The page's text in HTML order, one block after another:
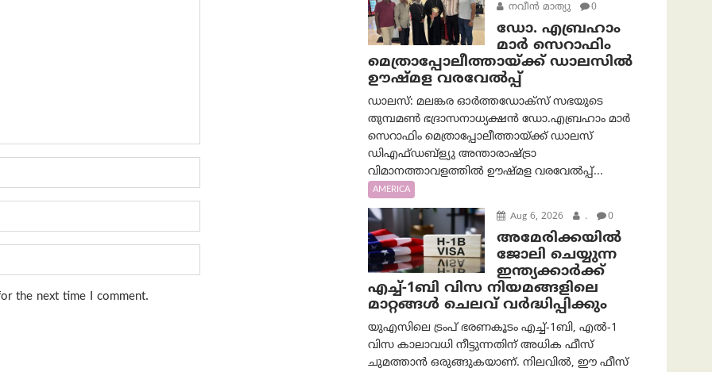
the next time I comment.
നവീൻ മാത്യു
0
ഡോ. എബ്രഹാം
മാർ സെറാഫിം
മെത്രാപ്പോലീത്തായ്ക്ക് ഡാലസിൽ
ഊഷ്മള വരവേൽപ്പ്
ഡാലസ്: മലങ്കര ഓർത്തഡോക്സ് സഭയുടെ
തുമ്പമൺ ഭദ്രാസനാധ്യക്ഷൻ ഡോ.എബ്രഹാം മാർ
സെറാഫിം മെത്രാപ്പോലീത്തായ്ക്ക് ഡാലസ്
ഡിഎഫ്ഡബ്ള്യു അന്താരാഷ്ട്രാ
വിമാനത്താവളത്തിൽ ഊഷ്മള വരവേൽപ്പ്...
AMERICA
Aug 6, 2026 . 0
അമേരിക്കയില്‍
ജോലി ചെയ്യുന്ന
ഇന്ത്യക്കാർക്ക്
എച്ച്-1ബി വിസ നിയമങ്ങളിലെ
മാറ്റങ്ങൾ ചെലവ് വർദ്ധിപ്പിക്കും
യുഎസിലെ ട്രംപ് ഭരണകൂടം എച്ച്-1ബി, എൽ-1
വിസ കാലാവധി നീട്ടുന്നതിന് അധിക ഫീസ്
ചുമത്താൻ ഒരുങ്ങുകയാണ്. നിലവിൽ, ഈ ഫീസ്